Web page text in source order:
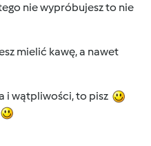
nie wypróbujesz to nie
mielić kawę, a nawet
i wątpliwości, to pisz